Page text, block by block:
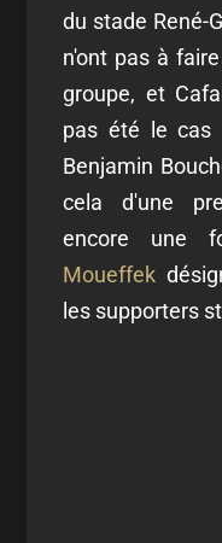
du stade René-
n'ont pas à
groupe, et
pas été le cas
Benjamin
cela d'une
encore une
Moueffek
les supporters